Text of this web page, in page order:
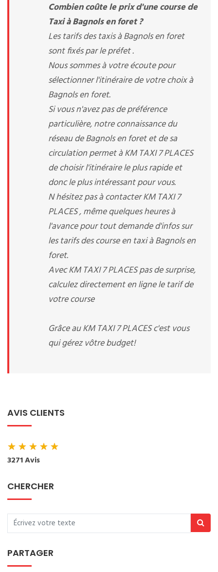
Combien coûte le prix d'une course de
Taxi à Bagnols en foret ?
Les tarifs des taxis à Bagnols en foret
sont fixés par le préfet .
Nous sommes à votre écoute pour
sélectionner l'itinéraire de votre choix à
Bagnols en foret.
Si vous n'avez pas de préférence
particulière, notre connaissance du
réseau de Bagnols en foret et de sa
circulation permet à KM TAXI 7 PLACES
de choisir l'itinéraire le plus rapide et
donc le plus intéressant pour vous.
N hésitez pas à contacter KM TAXI 7
PLACES , même quelques heures à
l'avance pour tout demande d'infos sur
les tarifs des course en taxi à Bagnols en
foret.
Avec KM TAXI 7 PLACES pas de surprise,
calculez directement en ligne le tarif de
votre course
Grâce au KM TAXI 7 PLACES c'est vous
qui gérez vôtre budget!
AVIS CLIENTS
★★★★★
3271 Avis
CHERCHER
PARTAGER